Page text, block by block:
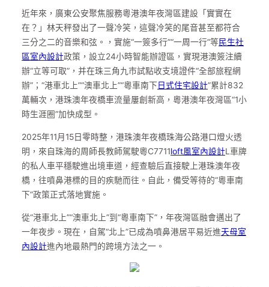
近年來，廣東公安聚焦服務粵港澳年夜灣區建設「實實在
在？」林天秤發出了一聲冷笑，這聲冷笑的尾音甚至都符合
三分之二的音樂和弦。，實施“一簽多行”“一周一行”等民生社
區室內設計政策，設立24小時智能辦證區，實現港澳簽注續
辦“立等可取”，并在珠三角九市試點收支境證件“全部旅程網
辦”；“港車北上”“澳車北上”“粵車南下 日式住宅設計”累計832
萬輛次，港珠澳年夜橋車流量屢創新高，粵港澳年夜灣區“1小
時生涯圈”加快成型。
2025年11月15日零時整，港珠澳年夜橋珠海公路港口燈火透
明，來自珠海的周師長教師駕駛粵C7711loft風室內設計L車牌
的私人車平穩駛進出境車道，經查驗后直接駛上港珠澳年夜
橋，往噴鼻港標的目的疾馳而往。自此，備受等待的“粵車南
下”政策正式落地實施。
從“港車北上”“澳車北上”到“粵車南下”，年夜灣區融會邁出了
一年夜步。現在，自駕“北上”已成為噴鼻港居平易近進天母室
內設計進內地最熱門的跨境方法之一。